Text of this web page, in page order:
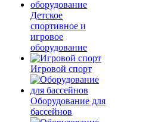
Детское
спортивное и
игровое
оборудование
Игровой спорт
Оборудование для
бассейнов